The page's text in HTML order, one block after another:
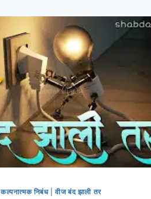
कल्पनात्मक निबंध|वीज बंद झाली तर